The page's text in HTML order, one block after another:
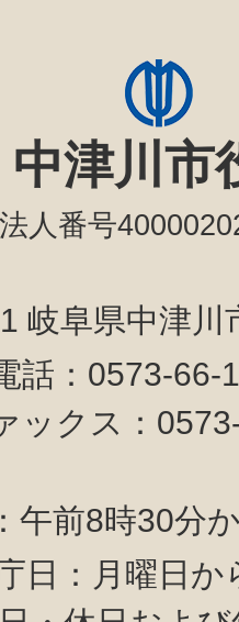
中津川市
法人番号
岐阜県中津
話：0573-
ックス：
午前8時30分
日：月曜日か